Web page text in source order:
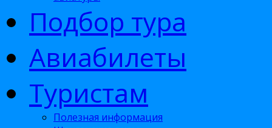
Подбор тура
Авиабилеты
Туристам
Полезная информация